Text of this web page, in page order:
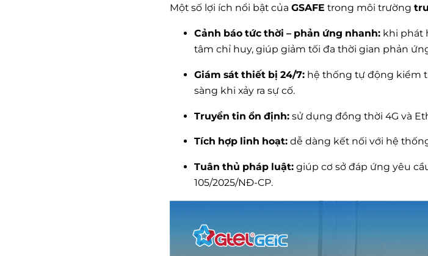
Một số lợi ích nổi bật của GSAFE trong môi trường
Cảnh báo tức thời – phản ứng nhanh: khi phát
tâm chỉ huy, giúp giảm tối đa thời gian phản
Giám sát thiết bị 24/7: hệ thống tự động kiểm
sàng khi xảy ra sự cố.
Truyền tin ổn định: sử dụng đồng thời 4G và
Tích hợp linh hoạt: dễ dàng kết nối với hệ
Tuân thủ pháp luật: giúp cơ sở đáp ứng yêu
105/2025/NĐ-CP.